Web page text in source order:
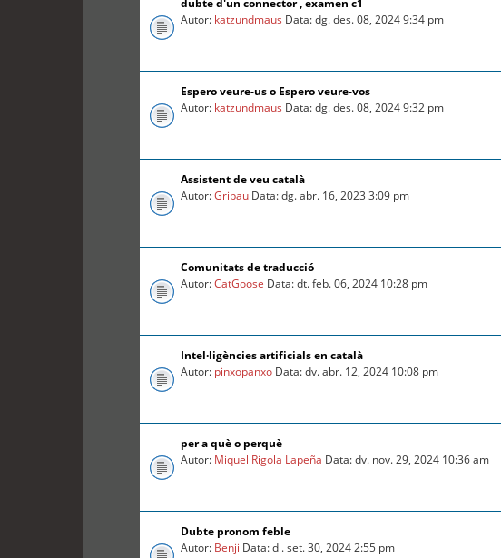
dubte d'un connector , examen c1
Autor: katzundmaus Data: dg. des. 08, 2024 9:34 pm
Espero veure-us o Espero veure-vos
Autor: katzundmaus Data: dg. des. 08, 2024 9:32 pm
Assistent de veu català
Autor:Gripau Data: dg. abr. 16, 2023 3:09 pm
Comunitats de traducció
Autor:CatGoose Data: dt. feb. 06, 2024 10:28 pm
Intel·ligències artificials en català
Autor: pinxopanxo Data: dv. abr. 12, 2024 10:08 pm
per a què o perquè
Autor: Miquel Rigola Lapeña Data: dv. nov. 29, 2024 10:36 am
Dubte pronom feble
Autor: Benji Data: dl. set. 30, 2024 2:55 pm